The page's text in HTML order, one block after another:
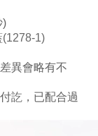
)
(1278-1)
異會略有不
訖，已配合過